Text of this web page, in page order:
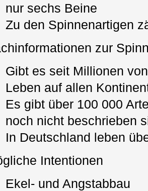
nur sechs Beine
Zu den Spinnenartigen
zur
Gibt es seit Millionen
Leben auf allen
Es gibt über 100 000
noch nicht beschrieben
In Deutschland leben
Intentionen
Ekel- und Angstabbau